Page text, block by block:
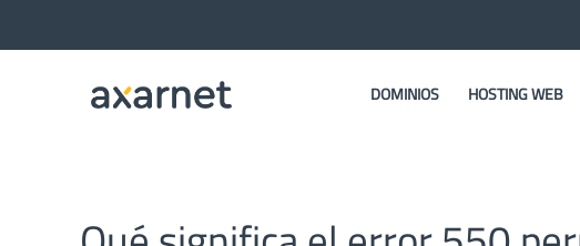
DOMINIOS HOSTING WEB